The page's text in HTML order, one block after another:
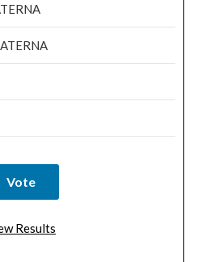
Results